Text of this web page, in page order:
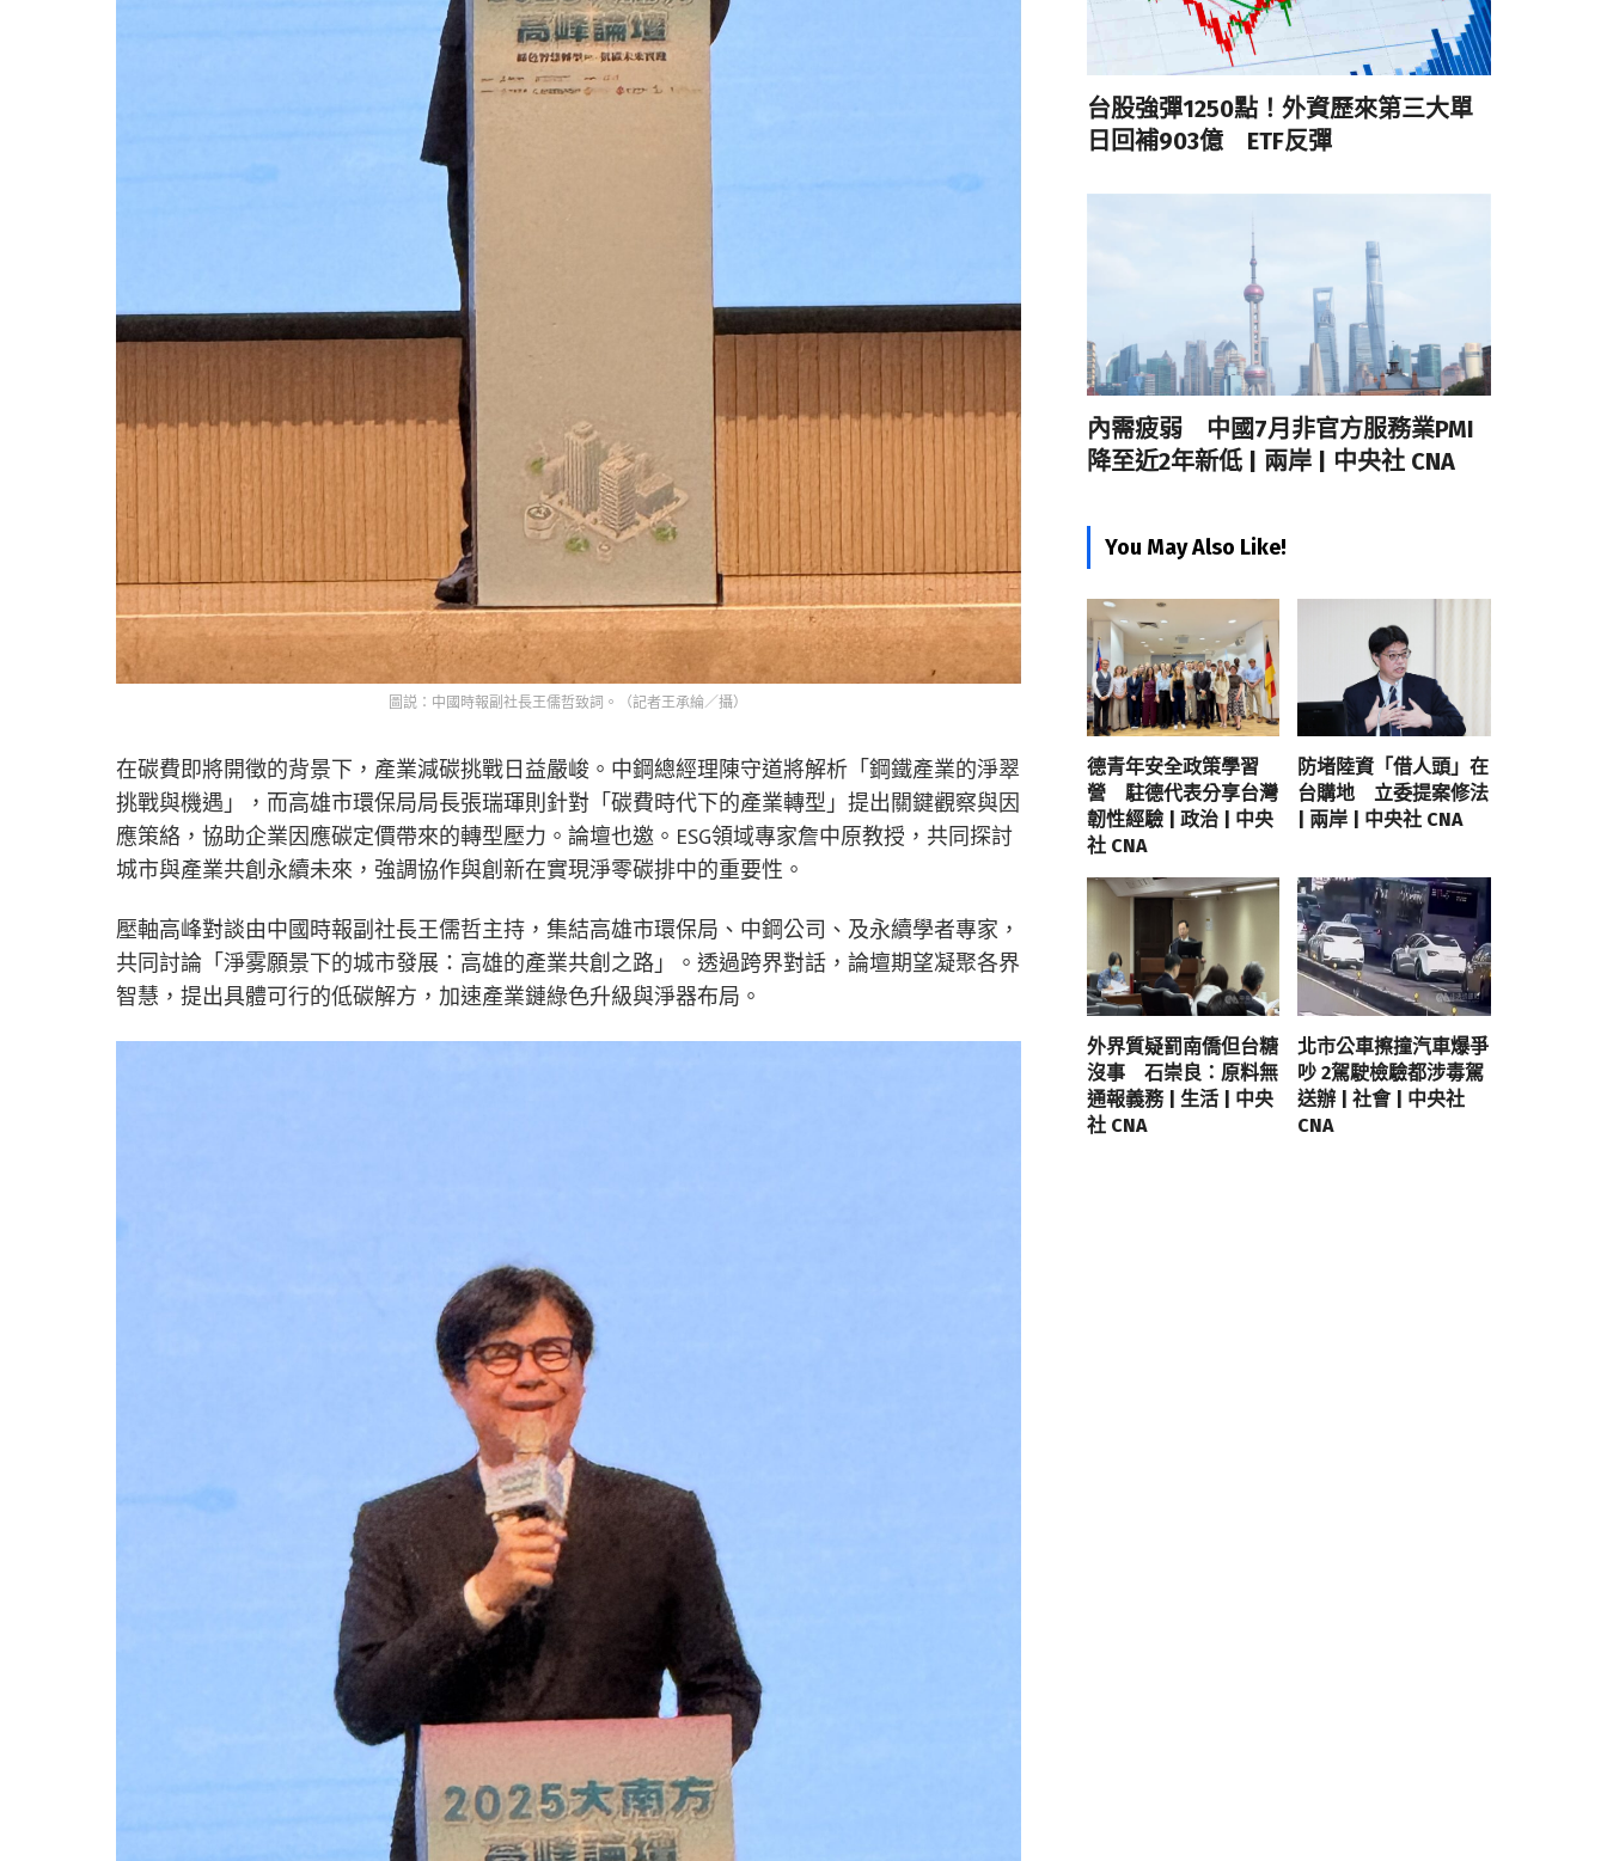
圖説：中國時報副社長王儒哲致詞。（記者王承綸／攝）
在碳費即將開徵的背景下，產業減碳挑戰日益嚴峻。中鋼總經理陳守道將解析「鋼鐵產業的淨翠
挑戰與機遇」，而高雄市環保局局長張瑞琿則針對「碳費時代下的產業轉型」提出關鍵觀察與因
應策絡，協助企業因應碳定價帶來的轉型壓力。論壇也邀。ESG領域專家詹中原教授，共同探討
城市與產業共創永續未來，強調協作與創新在實現淨零碳排中的重要性。
壓軸高峰對談由中國時報副社長王儒哲主持，集結高雄市環保局、中鋼公司、及永續學者專家，
共同討論「淨雾願景下的城市發展：高雄的產業共創之路」。透過跨界對話，論壇期望凝聚各界
智慧，提出具體可行的低碳解方，加速產業鏈綠色升級與淨器布局。
台股強彈1250點！外資歷來第三大單
日回補903億 ETF反彈
內需疲弱 中國7月非官方服務業PMI
降至近2年新低 | 兩岸 | 中央社 CNA
You May Also Like!
德青年安全政策學習
營 駐德代表分享台灣
韌性經驗 | 政治 | 中央
社 CNA
防堵陸資「借人頭」在
台購地 立委提案修法
| 兩岸 | 中央社 CNA
外界質疑罰南僑但台糖
沒事 石崇良：原料無
通報義務 | 生活 | 中央
社 CNA
北市公車擦撞汽車爆爭
吵 2駕駛檢驗都涉毒駕
送辦 | 社會 | 中央社
CNA